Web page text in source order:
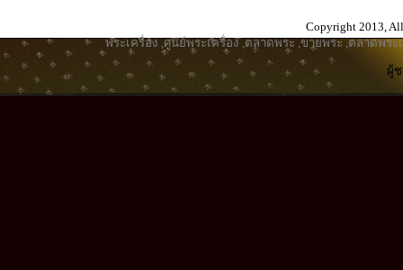
Copyright 2013,
พระเครื่อง ,ศูนย์พระเครื่อง,ตลาดพระ ,ขายพระ ,ตลาดพระ
ผู้